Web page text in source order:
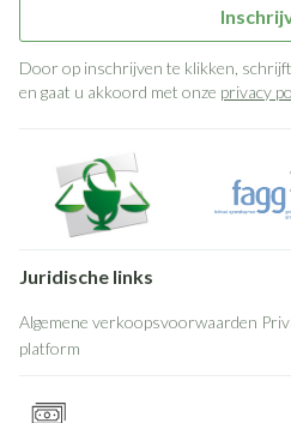
Door op inschrijven te klikken,
en gaat u akkoord met onze privacy
Juridische links
Algemene verkoopsvoorwaarden
platform